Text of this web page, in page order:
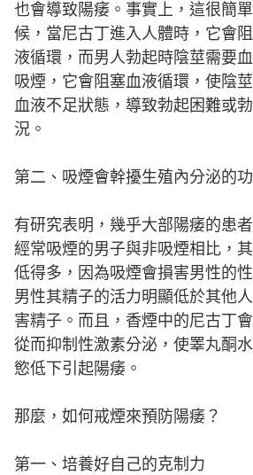
也會導致陽痿。事實上，這很簡
候，當尼古丁進入人體時，它會
液循環，而男人勃起時陰莖需要
吸煙，它會阻塞血液循環，使陰
血液不足狀態，導致勃起困難或
況。
第二、吸煙會幹擾生殖內分泌的
有研究表明，幾乎大部陽痿的患
經常吸煙的男子與非吸煙相比，
低得多，因為吸煙會損害男性的
男性其精子的活力明顯低於其他
害精子。而且，香煙中的尼古丁
從而抑制性激素分泌，使睪丸酮
慾低下引起陽痿。
那麼，如何戒煙來預防陽痿？
第一、培養好自己的克制力